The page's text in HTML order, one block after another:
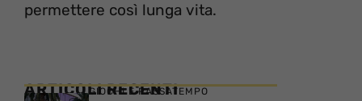
permettere così lunga vita.
ARTICOLI RECENTI
GIOCHI E PASSATEMPO